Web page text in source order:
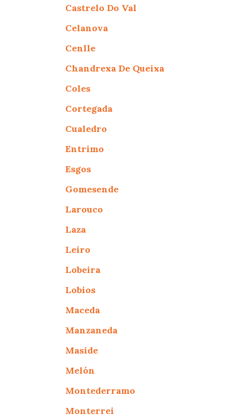
Castrelo Do Val
Celanova
Cenlle
Chandrexa De Queixa
Coles
Cortegada
Cualedro
Entrimo
Esgos
Gomesende
Larouco
Laza
Leiro
Lobeira
Lobios
Maceda
Manzaneda
Maside
Melón
Montederramo
Monterrei